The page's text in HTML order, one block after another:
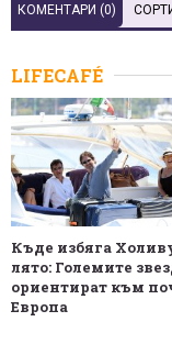
КОМЕНТАРИ (0)
LIFECAFÉ
Къде избяга
лято: Големите
ориентират към
Европа